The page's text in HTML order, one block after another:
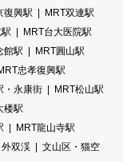
復興駅
MRT双連駅
MRT台大医院駅
館駅
MRT圓山駅
忠孝復興駅
・永康街
MRT松山駅
楼駅
MRT龍山寺駅
外双渓
文山区・猫空